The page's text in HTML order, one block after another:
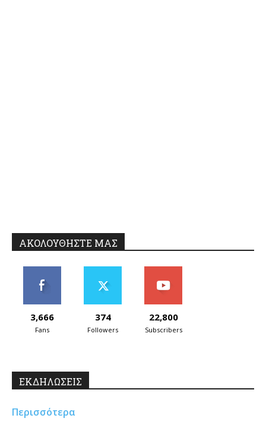
ΑΚΟΛΟΥΘΗΣΤΕ ΜΑΣ
3,666
Fans
374
Followers
22,800
Subscribers
ΕΚΔΗΛΩΣΕΙΣ
Περισσότερα